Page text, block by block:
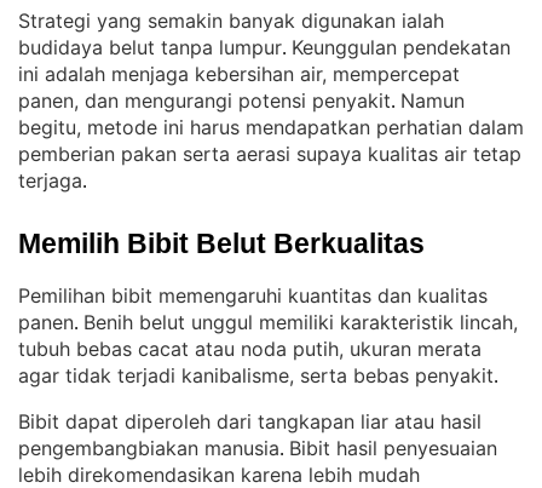
Strategi yang semakin banyak digunakan ialah
budidaya belut tanpa lumpur. Keunggulan pendekatan
ini adalah menjaga kebersihan air, mempercepat
panen, dan mengurangi potensi penyakit. Namun
begitu, metode ini harus mendapatkan perhatian dalam
pemberian pakan serta aerasi supaya kualitas air tetap
terjaga.
Memilih Bibit Belut Berkualitas
Pemilihan bibit memengaruhi kuantitas dan kualitas
panen. Benih belut unggul memiliki karakteristik lincah,
tubuh bebas cacat atau noda putih, ukuran merata
agar tidak terjadi kanibalisme, serta bebas penyakit.
Bibit dapat diperoleh dari tangkapan liar atau hasil
pengembangbiakan manusia. Bibit hasil penyesuaian
lebih direkomendasikan karena lebih mudah